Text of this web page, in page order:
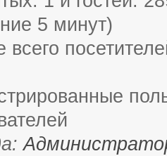
5 минут)
всего